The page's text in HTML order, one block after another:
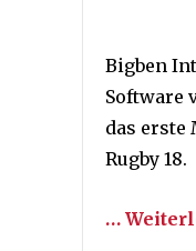
Bigben
Software
das erste
Rugby 18.
…